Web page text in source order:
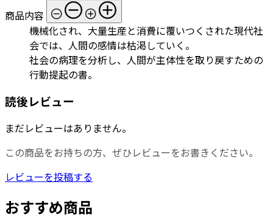
商品内容
機械化され、大量生産と消費に覆いつくされた現代社
会では、人間の感情は枯渇していく。
社会の病理を分析し、人間が主体性を取り戻すための
行動提起の書。
読後レビュー
まだレビューはありません。
この商品をお持ちの方、ぜひレビューをお書きください。
レビューを投稿する
おすすめ商品